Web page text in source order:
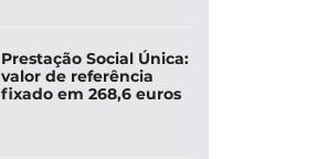
Prestação Social Única:
valor de referência
fixado em 268,6 euros